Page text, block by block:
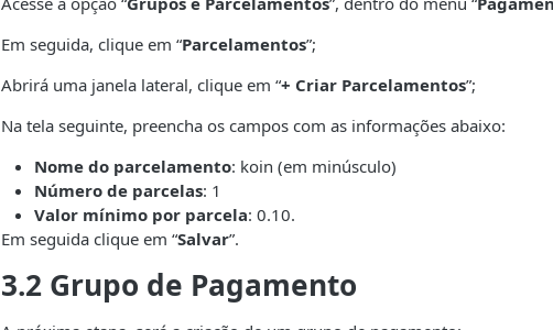
Em seguida, clique em “Parcelamentos”;
Abrirá uma janela lateral, clique em “+ Criar Parcelamentos”;
Na tela seguinte, preencha os campos com as informações abaixo:
Nome do parcelamento: koin (em minúsculo)
Número de parcelas: 1
Valor mínimo por parcela: 0.10.
Em seguida clique em “Salvar”.
3.2 Grupo de Pagamento